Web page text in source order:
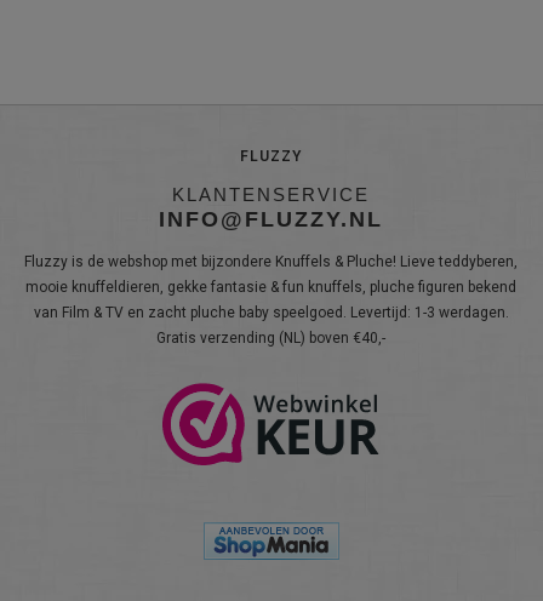
FLUZZY
KLANTENSERVICE
INFO@FLUZZY.NL
Fluzzy is de webshop met bijzondere Knuffels & Pluche! Lieve teddyberen,
mooie knuffeldieren, gekke fantasie & fun knuffels, pluche figuren bekend
van Film & TV en zacht pluche baby speelgoed. Levertijd: 1-3 werdagen.
Gratis verzending (NL) boven €40,-